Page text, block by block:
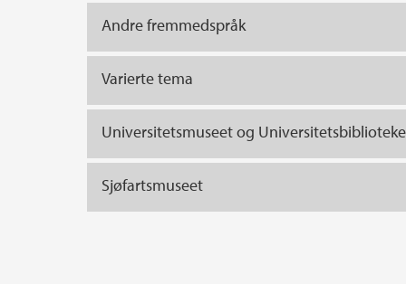
Andre fremmedspråk
Varierte tema
Universitetsmuseet og
Sjøfartsmuseet